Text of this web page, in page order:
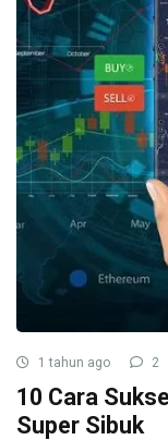
1 tahun ago 2
10 Cara
Super Sibuk